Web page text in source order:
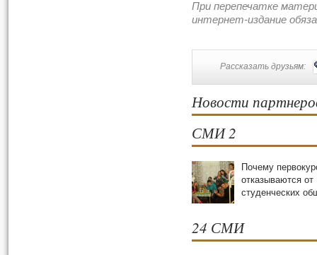
При перепечатке
интернет-издание
Рассказать друзьям:
Новости
СМИ 2
Почему
отказываются от
студенческих
24 СМИ